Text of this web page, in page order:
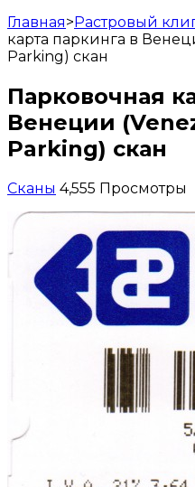
Главная>Растровый
карта паркинга в
Parking) скан
Парковочная
Венеции
Parking) скан
Сканы 4,555 Просмотры